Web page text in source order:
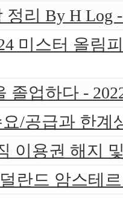
정리 By H Log
미스터 올림
졸업하다 -
/공급과 한계
이용권 해지
란드 암스테